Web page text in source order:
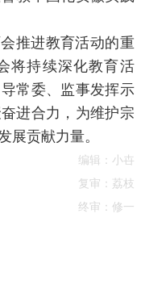
推进教育活动的重
将持续深化教育活
常委、监事发挥示
进合力，为维护宗
展贡献力量。
编辑：小卋
复审：荔枝
终审：修一